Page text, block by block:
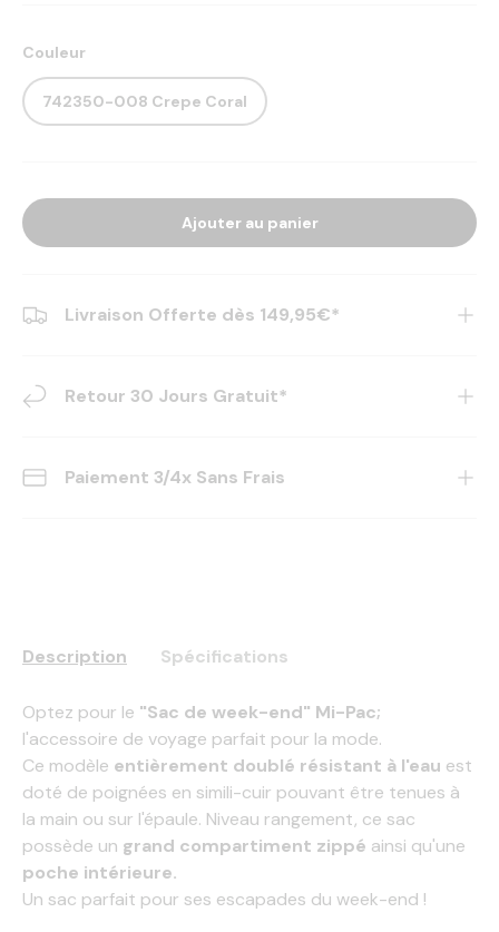
Couleur
742350-008 Crepe Coral
Ajouter au panier
Livraison Offerte dès 149,95€*
Retour 30 Jours Gratuit*
Paiement 3/4x Sans Frais
Description Spécifications
Optez pour le "Sac de week-end" Mi-Pac;
l'accessoire de voyage parfait pour la mode.
Ce modèle entièrement doublé résistant à l'eau est
doté de poignées en simili-cuir pouvant être tenues à
la main ou sur l'épaule. Niveau rangement, ce sac
possède un grand compartiment zippé ainsi qu'une
poche intérieure.
Un sac parfait pour ses escapades du week-end !